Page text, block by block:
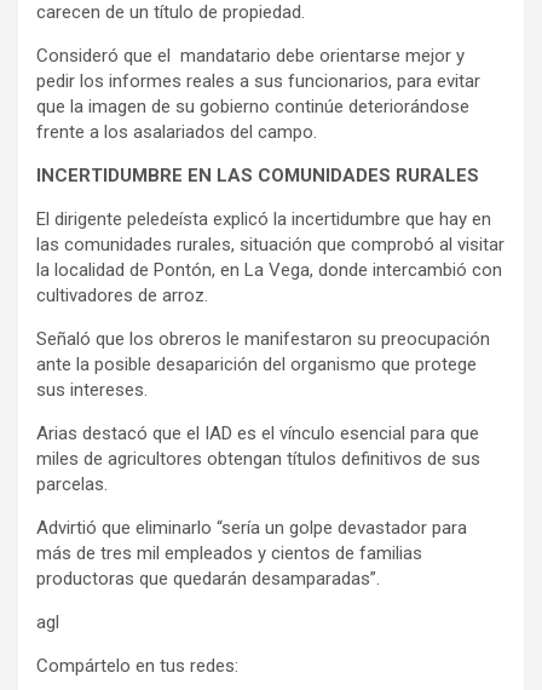
carecen de un título de propiedad.
Consideró que el mandatario debe orientarse mejor y
pedir los informes reales a sus funcionarios, para evitar
que la imagen de su gobierno continúe deteriorándose
frente a los asalariados del campo.
INCERTIDUMBRE EN LAS COMUNIDADES RURALES
El dirigente peledeísta explicó la incertidumbre que hay en
las comunidades rurales, situación que comprobó al visitar
la localidad de Pontón, en La Vega, donde intercambió con
cultivadores de arroz.
Señaló que los obreros le manifestaron su preocupación
ante la posible desaparición del organismo que protege
sus intereses.
Arias destacó que el IAD es el vínculo esencial para que
miles de agricultores obtengan títulos definitivos de sus
parcelas.
Advirtió que eliminarlo “sería un golpe devastador para
más de tres mil empleados y cientos de familias
productoras que quedarán desamparadas”.
agl
Compártelo en tus redes: